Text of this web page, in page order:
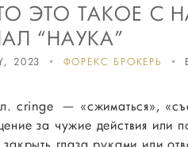
ЭТО ТАКОЕ С
“НАУКА”
2023 ФОРЕКС БРОКЕРЫ
cringe — «сжиматься»,
за чужие действия или
закрыть глаза руками или